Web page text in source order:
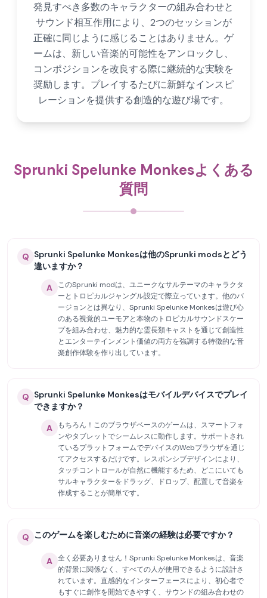
発見すべき多数のキャラクターの組み合わせと
サウンド相互作用により、2つのセッションが
正確に同じように感じることはありません。ゲ
ームは、新しい音楽的可能性をアンロックし、
コンポジションを改良する際に継続的な実験を
奨励します。プレイするたびに新鮮なインスピ
レーションを提供する創造的な遊び場です。
Sprunki Spelunke Monkesよくある
質問
Q Sprunki Spelunke Monkesは他のSprunki modsとどう
違いますか？
A
このSprunki modは、ユニークなサルテーマのキャラクタ
ーとトロピカルジャングル設定で際立っています。他のバ
ージョンとは異なり、Sprunki Spelunke Monkesは遊び心
のある視覚的ユーモアと本物のトロピカルサウンドスケー
プを組み合わせ、魅力的な霊長類キャストを通じて創造性
とエンターテインメント価値の両方を強調する特徴的な音
楽創作体験を作り出しています。
Q Sprunki Spelunke Monkesはモバイルデバイスでプレイ
できますか？
A
もちろん！このブラウザベースのゲームは、スマートフォ
ンやタブレットでシームレスに動作します。サポートされ
ているプラットフォームでデバイスのWebブラウザを通じ
てアクセスするだけです。レスポンシブデザインにより、
タッチコントロールが自然に機能するため、どこにいても
サルキャラクターをドラッグ、ドロップ、配置して音楽を
作成することが簡単です。
Q このゲームを楽しむために音楽の経験は必要ですか？
A 全く必要ありません！Sprunki Spelunke Monkesは、音楽
的背景に関係なく、すべての人が使用できるように設計さ
れています。直感的なインターフェースにより、初心者で
もすぐに創作を開始できやすく、サウンドの組み合わせの